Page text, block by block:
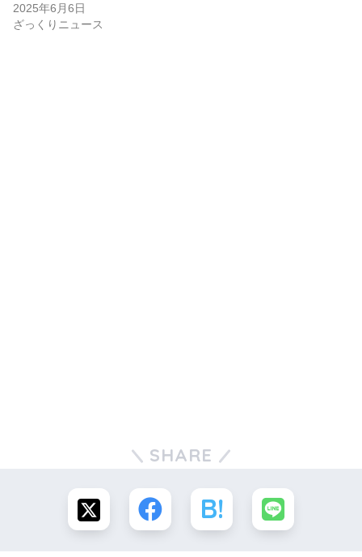
2025年6月6日
ざっくりニュース
SHARE